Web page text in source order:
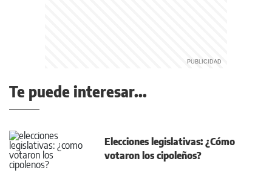
Te puede interesar...
Elecciones legislativas: ¿Cómo
votaron los cipoleños?